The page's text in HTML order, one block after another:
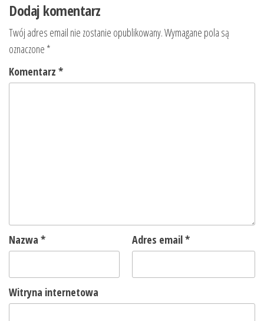
Dodaj komentarz
Twój adres email nie zostanie opublikowany.Wymagane pola są
oznaczone *
Komentarz *
Nazwa * Adres email*
Witryna internetowa